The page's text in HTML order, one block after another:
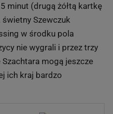
minut (drugą żółtą kartkę
świetny Szewczuk
w środku pola
nie wygrali i przez trzy
mogą jeszcze
ich kraj bardzo